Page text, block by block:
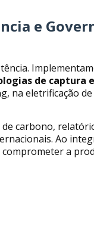
e
de captura e
na eletrificação de
carbono,
Ao
a